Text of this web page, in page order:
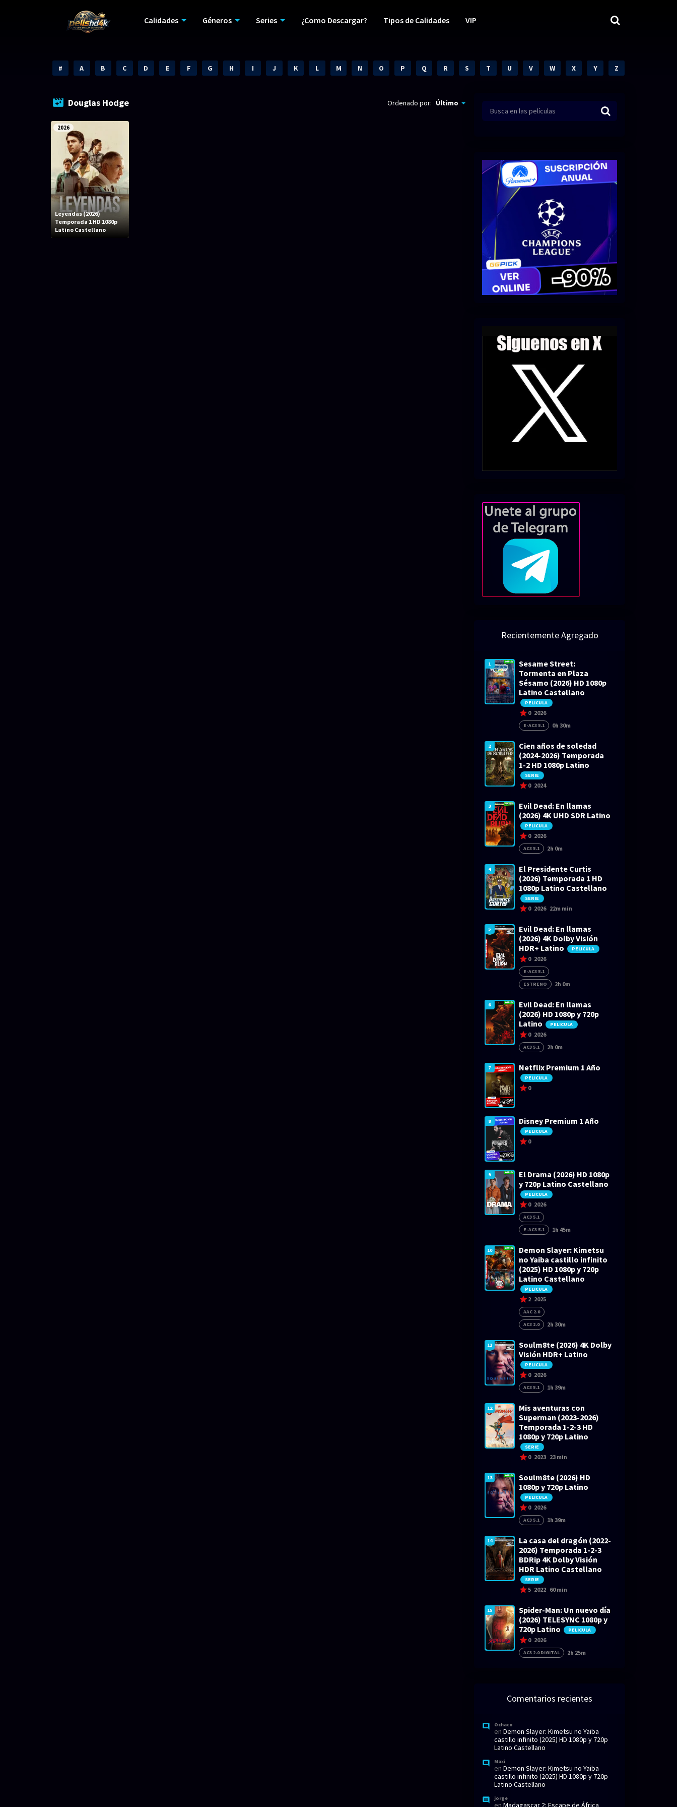
Calidades Géneros Series ¿Como Descargar? Tipos de Calidades VIP
# A B C D E F G H I J K L M N O P Q R S T U V W X Y Z
Douglas Hodge Ordenado por: Último
2026
Leyendas (2026)
Temporada 1 HD 1080p
Latino Castellano
Recientemente Agregado
1
Sesame Street:
Tormenta en Plaza
Sésamo (2026) HD 1080p
Latino Castellano
PELICULA
0 2026
E-AC3 5.1 0h 30m
2
Cien años de soledad
(2024-2026) Temporada
1-2 HD 1080p Latino
SERIE
0 2024
3
Evil Dead: En llamas
(2026) 4K UHD SDR Latino
PELICULA
0 2026
AC3 5.1 2h 0m
4
El Presidente Curtis
(2026) Temporada 1 HD
1080p Latino Castellano
SERIE
0 2026 22m min
5
Evil Dead: En llamas
(2026) 4K Dolby Visión
HDR+ Latino
PELICULA
0 2026
E-AC3 5.1
ESTRENO
2h 0m
6
Evil Dead: En llamas
(2026) HD 1080p y 720p
Latino
PELICULA
0 2026
AC3 5.1 2h 0m
7 Netflix Premium 1 Año
PELICULA
0
8 Disney Premium 1 Año
PELICULA
0
9
El Drama (2026) HD 1080p
y 720p Latino Castellano
PELICULA
0 2026
AC3 5.1
E-AC3 5.1
1h 45m
10
Demon Slayer: Kimetsu
no Yaiba castillo infinito
(2025) HD 1080p y 720p
Latino Castellano
PELICULA
2 2025
AAC 2.0
AC3 2.0
2h 30m
11
Soulm8te (2026) 4K Dolby
Visión HDR+ Latino
PELICULA
0 2026
AC3 5.1 1h 39m
12
Mis aventuras con
Superman (2023-2026)
Temporada 1-2-3 HD
1080p y 720p Latino
SERIE
0 2023 23 min
13
Soulm8te (2026) HD
1080p y 720p Latino
PELICULA
0 2026
AC3 5.1 1h 39m
14
La casa del dragón (2022-
2026) Temporada 1-2-3
BDRip 4K Dolby Visión
HDR Latino Castellano
SERIE
5 2022 60 min
15
Spider-Man: Un nuevo día
(2026) TELESYNC 1080p y
720p Latino
PELICULA
0 2026
AC3 2.0 DIGITAL 2h 25m
Comentarios recientes
Ochaco
en Demon Slayer: Kimetsu no Yaiba
castillo infinito (2025) HD 1080p y 720p
Latino Castellano
Maxi
en Demon Slayer: Kimetsu no Yaiba
castillo infinito (2025) HD 1080p y 720p
Latino Castellano
jorge
en Madagascar 2: Escape de África